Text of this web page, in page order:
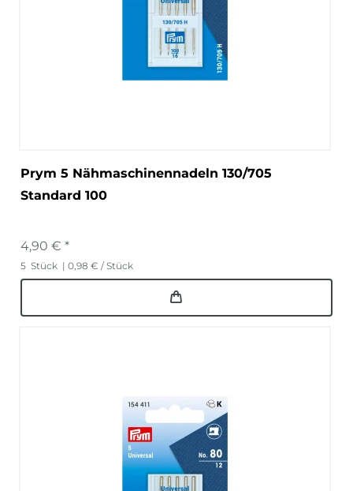
Prym 5 Nähmaschinennadeln 130/705
Standard 100
4,90 € *
5 Stück | 0,98 € / Stück